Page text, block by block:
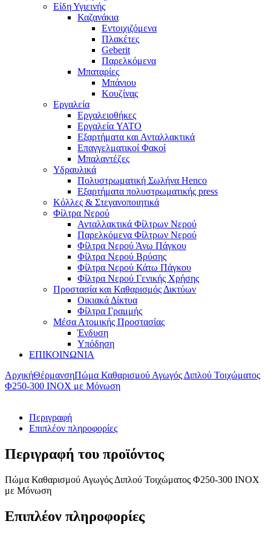
Είδη Υγιεινής
Καζανάκια
Εντοιχιζόμενα
Πλακέτες
Geberit
Παρελκόμενα
Μπαταρίες
Μπάνιου
Κουζίνας
Εργαλεία
Εργαλειοθήκες
Εργαλεία YATO
Εξαρτήματα και Ανταλλακτικά
Επαγγελματικοί Φακοί
Μπαλαντέζες
Υδραυλικά
Πολυστρωματική Σωλήνα Henco
Εξαρτήματα πολυστρωματικής press
Κόλλες & Στεγανοποιητικά
Φίλτρα Νερού
Ανταλλακτικά Φίλτρων Νερού
Παρελκόμενα Φίλτρων Νερού
Φίλτρα Νερού Άνω Πάγκου
Φίλτρα Νερού Βρύσης
Φίλτρα Νερού Κάτω Πάγκου
Φίλτρα Νερού Γενικής Χρήσης
Προστασία και Καθαρισμός Δικτύων
Οικιακά Δίκτυα
Φίλτρα Γραμμής
Μέσα Ατομικής Προστασίας
Ένδυση
Υπόδηση
ΕΠΙΚΟΙΝΩΝΙΑ
ΑρχικήΘέρμανσηΠώμα Καθαρισμού Αγωγός Διπλού Τοιχώματος
Φ250-300 ΙΝΟΧ με Μόνωση
Περιγραφή
Επιπλέον πληροφορίες
Περιγραφή του προϊόντος
Πώμα Καθαρισμού Αγωγός Διπλού Τοιχώματος Φ250-300 ΙΝΟΧ
με Μόνωση
Επιπλέον πληροφορίες